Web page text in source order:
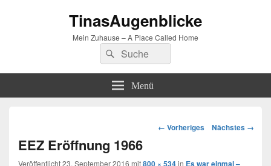
TinasAugenblicke
Mein Zuhause – A Place Called Home
Suchen
nach:
Suchen
Menü
Bilder-
← Vorheriges Nächstes →
EEZ Eröffnung 1966
Veröffentlicht23. September 2016 mit800 × 534in Es war einmal –